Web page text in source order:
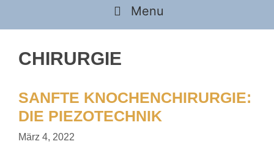
Menu
CHIRURGIE
SANFTE KNOCHENCHIRURGIE:
DIE PIEZOTECHNIK
März 4, 2022